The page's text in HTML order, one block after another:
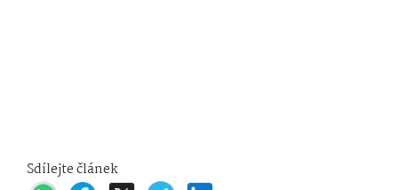
Sdílejte článek